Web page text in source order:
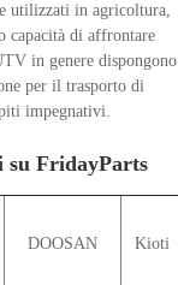
utilizzati in agricoltura,
capacità di affrontare
in genere dispongono
per il trasporto di
impegnativi.
FridayParts
DOOSAN Kioti